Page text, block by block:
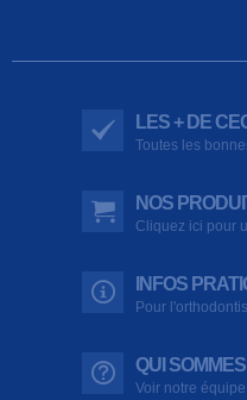
LES + DE
Toutes les
NOS
Cliquez ici pour
INFOS
Pour
QUI
Voir notre équipe